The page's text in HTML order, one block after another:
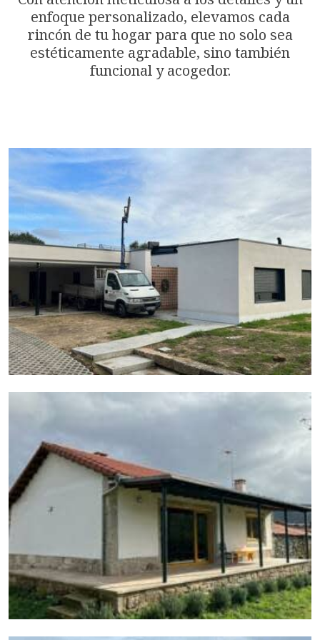
enfoque personalizado, elevamos cada
rincón de tu hogar para que no solo sea
estéticamente agradable, sino también
funcional y acogedor.